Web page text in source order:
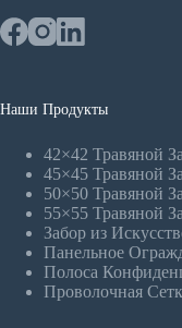
Наши Продукты
42×42 Травяной
45×45 Травяной
50×50 Травяной
55×55 Травяной
Забор из
Панельное
Полоса
Проволочная